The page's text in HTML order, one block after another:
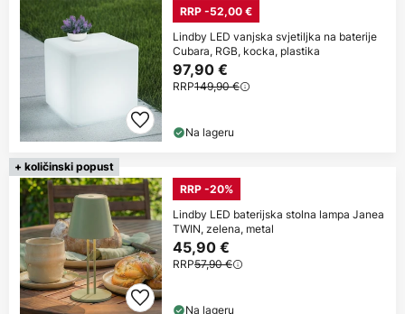
RRP -52,00 €
Lindby LED vanjska svjetiljka na baterije
Cubara, RGB, kocka, plastika
97,90 €
RRP149,90 €
Na lageru
+ količinski popust
RRP -20%
Lindby LED baterijska stolna lampa Janea
TWIN, zelena, metal
45,90 €
RRP57,90 €
Na lageru